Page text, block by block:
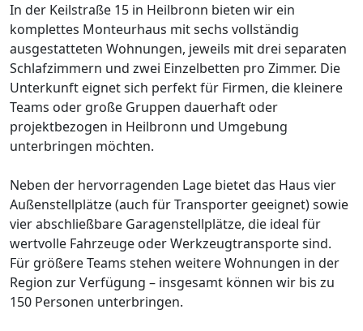
In der Keilstraße 15 in Heilbronn bieten wir ein
komplettes Monteurhaus mit sechs vollständig
ausgestatteten Wohnungen, jeweils mit drei separaten
Schlafzimmern und zwei Einzelbetten pro Zimmer. Die
Unterkunft eignet sich perfekt für Firmen, die kleinere
Teams oder große Gruppen dauerhaft oder
projektbezogen in Heilbronn und Umgebung
unterbringen möchten.
Neben der hervorragenden Lage bietet das Haus vier
Außenstellplätze (auch für Transporter geeignet) sowie
vier abschließbare Garagenstellplätze, die ideal für
wertvolle Fahrzeuge oder Werkzeugtransporte sind.
Für größere Teams stehen weitere Wohnungen in der
Region zur Verfügung – insgesamt können wir bis zu
150 Personen unterbringen.